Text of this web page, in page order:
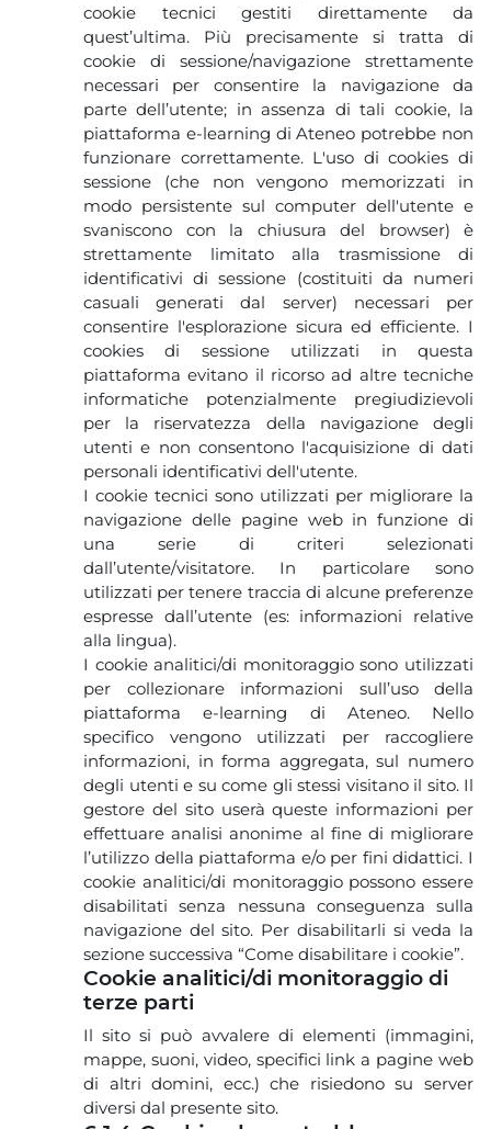
cookie tecnici gestiti direttamente da
quest’ultima. Più precisamente si tratta di
cookie di sessione/navigazione strettamente
necessari per consentire la navigazione da
parte dell’utente; in assenza di tali cookie, la
piattaforma e-learning di Ateneo potrebbe non
funzionare correttamente. L'uso di cookies di
sessione (che non vengono memorizzati in
modo persistente sul computer dell'utente e
svaniscono con la chiusura del browser) è
strettamente limitato alla trasmissione di
identificativi di sessione (costituiti da numeri
casuali generati dal server) necessari per
consentire l'esplorazione sicura ed efficiente. I
cookies di sessione utilizzati in questa
piattaforma evitano il ricorso ad altre tecniche
informatiche potenzialmente pregiudizievoli
per la riservatezza della navigazione degli
utenti e non consentono l'acquisizione di dati
personali identificativi dell'utente.
I cookie tecnici sono utilizzati per migliorare la
navigazione delle pagine web in funzione di
una serie di criteri selezionati
dall’utente/visitatore. In particolare sono
utilizzati per tenere traccia di alcune preferenze
espresse dall’utente (es: informazioni relative
alla lingua).
I cookie analitici/di monitoraggio sono utilizzati
per collezionare informazioni sull’uso della
piattaforma e-learning di Ateneo. Nello
specifico vengono utilizzati per raccogliere
informazioni, in forma aggregata, sul numero
degli utenti e su come gli stessi visitano il sito. Il
gestore del sito userà queste informazioni per
effettuare analisi anonime al fine di migliorare
l’utilizzo della piattaforma e/o per fini didattici. I
cookie analitici/di monitoraggio possono essere
disabilitati senza nessuna conseguenza sulla
navigazione del sito. Per disabilitarli si veda la
sezione successiva “Come disabilitare i cookie”.
Cookie analitici/di monitoraggio di
terze parti
Il sito si può avvalere di elementi (immagini,
mappe, suoni, video, specifici link a pagine web
di altri domini, ecc.) che risiedono su server
diversi dal presente sito.